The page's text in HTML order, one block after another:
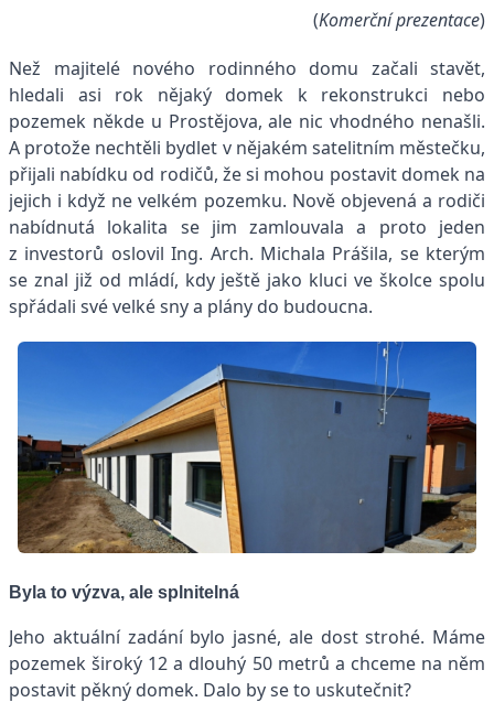
(Komerční prezentace)
Než majitelé nového rodinného domu začali stavět,
hledali asi rok nějaký domek k rekonstrukci nebo
pozemek někde u Prostějova, ale nic vhodného nenašli.
A protože nechtěli bydlet v nějakém satelitním městečku,
přijali nabídku od rodičů, že si mohou postavit domek na
jejich i když ne velkém pozemku. Nově objevená a rodiči
nabídnutá lokalita se jim zamlouvala a proto jeden
z investorů oslovil Ing. Arch. Michala Prášila, se kterým
se znal již od mládí, kdy ještě jako kluci ve školce spolu
spřádali své velké sny a plány do budoucna.
Byla to výzva, ale splnitelná
Jeho aktuální zadání bylo jasné, ale dost strohé. Máme
pozemek široký 12 a dlouhý 50 metrů a chceme na něm
postavit pěkný domek. Dalo by se to uskutečnit?